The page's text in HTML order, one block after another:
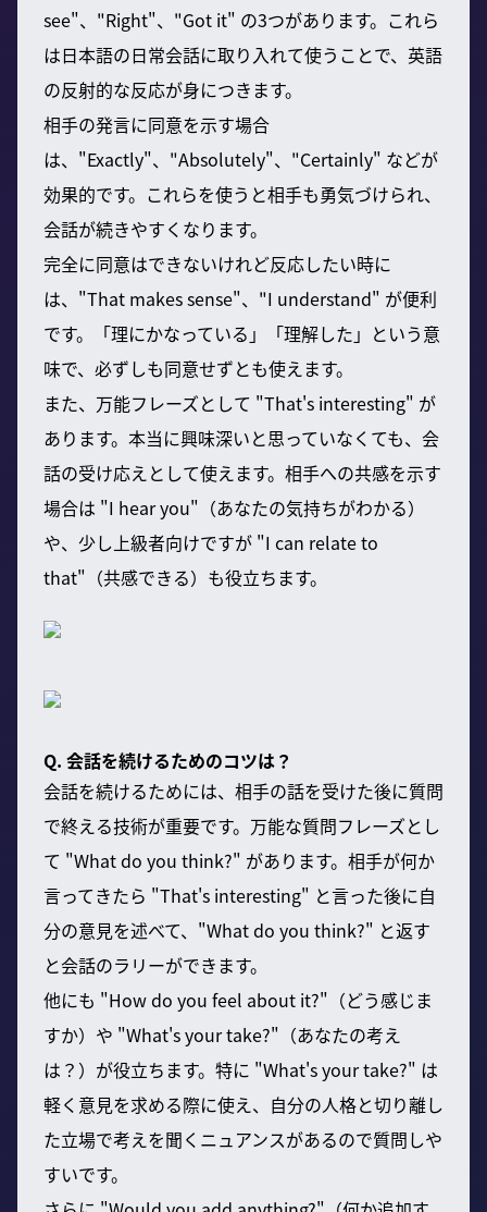
see"、"Right"、"Got it" の3つがあります。これら
は日本語の日常会話に取り入れて使うことで、英語
の反射的な反応が身につきます。
相手の発言に同意を示す場合
は、"Exactly"、"Absolutely"、"Certainly" などが
効果的です。これらを使うと相手も勇気づけられ、
会話が続きやすくなります。
完全に同意はできないけれど反応したい時に
は、"That makes sense"、"I understand" が便利
です。「理にかなっている」「理解した」という意
味で、必ずしも同意せずとも使えます。
また、万能フレーズとして "That's interesting" が
あります。本当に興味深いと思っていなくても、会
話の受け応えとして使えます。相手への共感を示す
場合は "I hear you"（あなたの気持ちがわかる）
や、少し上級者向けですが "I can relate to
that"（共感できる）も役立ちます。
Q. 会話を続けるためのコツは？
会話を続けるためには、相手の話を受けた後に質問
で終える技術が重要です。万能な質問フレーズとし
て "What do you think?" があります。相手が何か
言ってきたら "That's interesting" と言った後に自
分の意見を述べて、"What do you think?" と返す
と会話のラリーができます。
他にも "How do you feel about it?"（どう感じま
すか）や "What's your take?"（あなたの考え
は？）が役立ちます。特に "What's your take?" は
軽く意見を求める際に使え、自分の人格と切り離し
た立場で考えを聞くニュアンスがあるので質問しや
すいです。